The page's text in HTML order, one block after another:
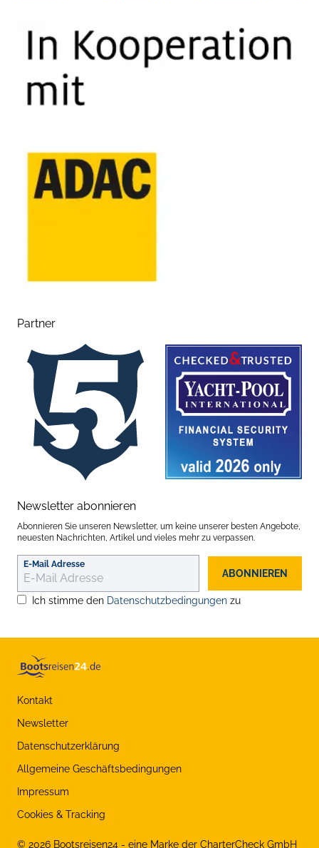
Partner
Newsletter abonnieren
Abonnieren Sie unseren Newsletter, um keine unserer besten Angebote,
neuesten Nachrichten, Artikel und vieles mehr zu verpassen.
E-Mail Adresse
ABONNIEREN
Ich stimme den Datenschutzbedingungen zu
Kontakt
Newsletter
Datenschutzerklärung
Allgemeine Geschäftsbedingungen
Impressum
Cookies & Tracking
© 2026 Bootsreisen24 - eine Marke der CharterCheck GmbH